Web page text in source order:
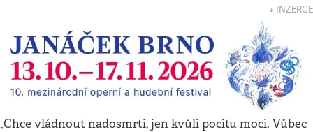
↓ INZERCE
„Chce vládnout nadosmrti, jen kvůli pocitu moci. Vůbec